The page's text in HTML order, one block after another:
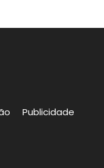
Publicidade